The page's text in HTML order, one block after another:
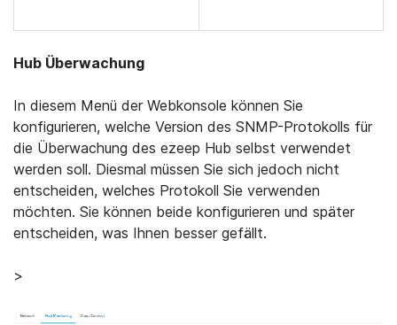
Hub Überwachung
In diesem Menü der Webkonsole können Sie
konfigurieren, welche Version des SNMP-Protokolls für
die Überwachung des ezeep Hub selbst verwendet
werden soll. Diesmal müssen Sie sich jedoch nicht
entscheiden, welches Protokoll Sie verwenden
möchten. Sie können beide konfigurieren und später
entscheiden, was Ihnen besser gefällt.
>